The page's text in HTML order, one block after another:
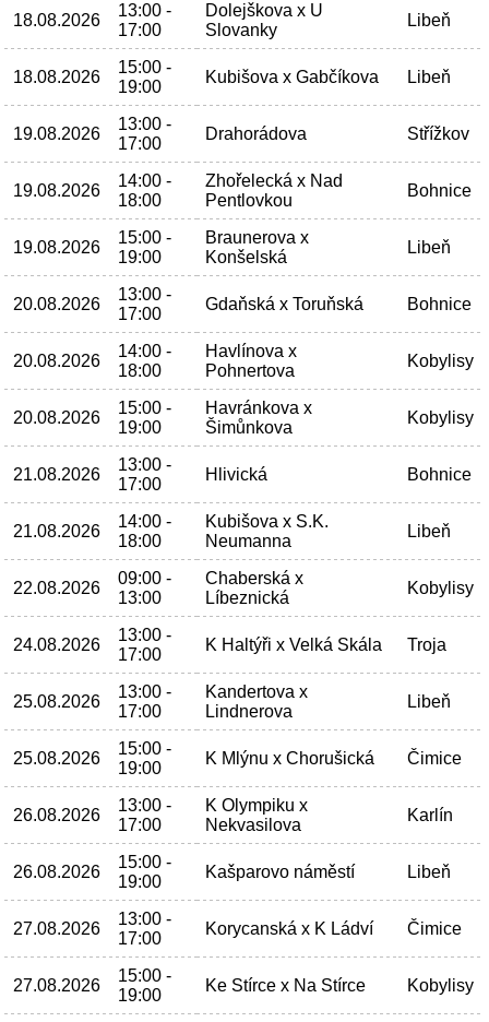
18.08.2026
13:00 -
17:00
Dolejškova x U
Slovanky
Libeň
18.08.2026
15:00 -
19:00
Kubišova x Gabčíkova Libeň
19.08.2026
13:00 -
17:00
Drahorádova Střížkov
19.08.2026
14:00 -
18:00
Zhořelecká x Nad
Pentlovkou
Bohnice
19.08.2026
15:00 -
19:00
Braunerova x
Konšelská
Libeň
20.08.2026
13:00 -
17:00
Gdaňská x Toruňská Bohnice
20.08.2026
14:00 -
18:00
Havlínova x
Pohnertova
Kobylisy
20.08.2026
15:00 -
19:00
Havránkova x
Šimůnkova
Kobylisy
21.08.2026
13:00 -
17:00
Hlivická Bohnice
21.08.2026
14:00 -
18:00
Kubišova x S.K.
Neumanna
Libeň
22.08.2026
09:00 -
13:00
Chaberská x
Líbeznická
Kobylisy
24.08.2026
13:00 -
17:00
K Haltýři x Velká Skála Troja
25.08.2026
13:00 -
17:00
Kandertova x
Lindnerova
Libeň
25.08.2026
15:00 -
19:00
K Mlýnu x Chorušická Čimice
26.08.2026
13:00 -
17:00
K Olympiku x
Nekvasilova
Karlín
26.08.2026
15:00 -
19:00
Kašparovo náměstí Libeň
27.08.2026
13:00 -
17:00
Korycanská x K Ládví Čimice
27.08.2026
15:00 -
19:00
Ke Stírce x Na Stírce Kobylisy